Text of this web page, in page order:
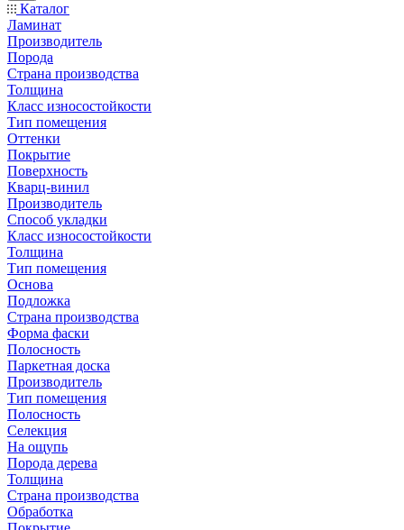
Каталог
Ламинат
Производитель
Порода
Страна производства
Толщина
Класс износостойкости
Тип помещения
Оттенки
Покрытие
Поверхность
Кварц-винил
Производитель
Способ укладки
Класс износостойкости
Толщина
Тип помещения
Основа
Подложка
Страна производства
Форма фаски
Полосность
Паркетная доска
Производитель
Тип помещения
Полосность
Селекция
На ощупь
Порода дерева
Толщина
Страна производства
Обработка